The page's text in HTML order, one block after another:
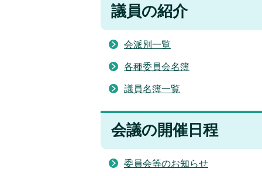
議員の紹介
会派別一覧
各種委員会名簿
議員名簿一覧
会議の開催日程
委員会等のお知らせ